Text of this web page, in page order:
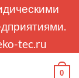
tec.ru
0